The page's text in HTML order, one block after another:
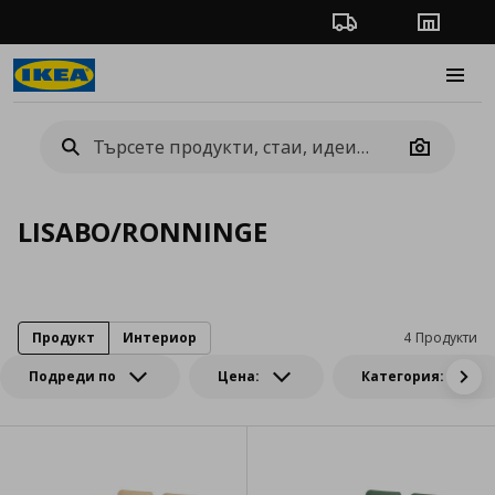
Проследяване на
Camera
LISABO/RONNINGE
Подреди по Цена: Категория:
4 Продукти
Продукт Интериор